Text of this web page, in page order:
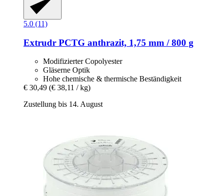
5.0 (11)
Extrudr PCTG anthrazit, 1,75 mm / 800 g
Modifizierter Copolyester
Gläserne Optik
Hohe chemische & thermische Beständigkeit
€ 30,49 (€ 38,11 / kg)
Zustellung bis 14. August